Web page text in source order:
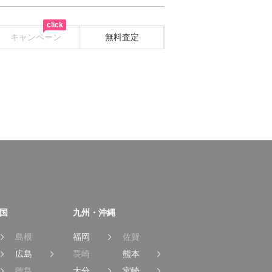
キャンペーン 無料査定
click
島根
広島
九州・沖縄
福岡
佐賀
長崎
熊本